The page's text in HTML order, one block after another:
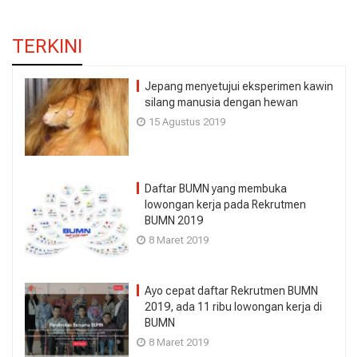
TERKINI
Jepang menyetujui eksperimen kawin
silang manusia dengan hewan
15 Agustus 2019
Daftar BUMN yang membuka
lowongan kerja pada Rekrutmen
BUMN 2019
8 Maret 2019
Ayo cepat daftar Rekrutmen BUMN
2019, ada 11 ribu lowongan kerja di
BUMN
8 Maret 2019